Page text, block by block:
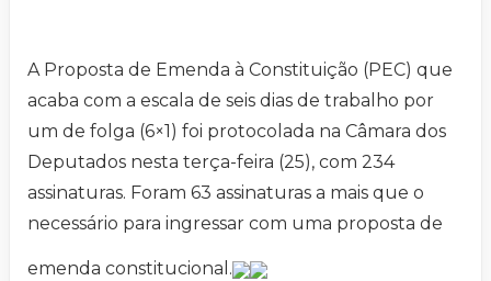
A Proposta de Emenda à Constituição (PEC) que
acaba com a escala de seis dias de trabalho por
um de folga (6×1) foi protocolada na Câmara dos
Deputados nesta terça-feira (25), com 234
assinaturas. Foram 63 assinaturas a mais que o
necessário para ingressar com uma proposta de
emenda constitucional.